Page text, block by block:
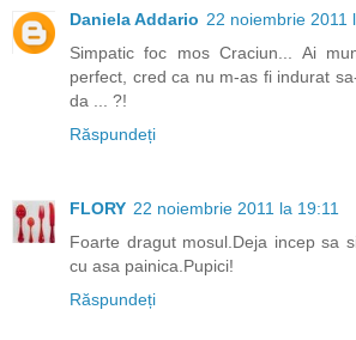
Daniela Addario 22 noiembrie 2011
Simpatic foc mos Craciun... Ai
perfect, cred ca nu m-as fi indurat
da ... ?!
Răspundeți
FLORY 22 noiembrie 2011 la 19:11
Foarte dragut mosul.Deja incep sa
cu asa painica.Pupici!
Răspundeți